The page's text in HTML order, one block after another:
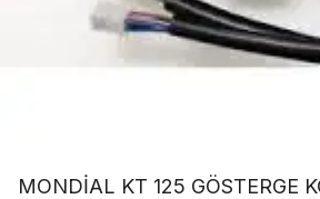
MONDİAL KT 125 GÖSTERGE